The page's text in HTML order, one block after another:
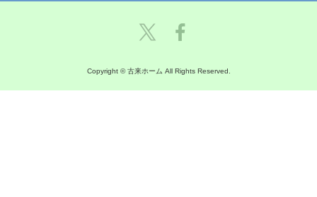
Copyright © 古来ホーム All Rights Reserved.